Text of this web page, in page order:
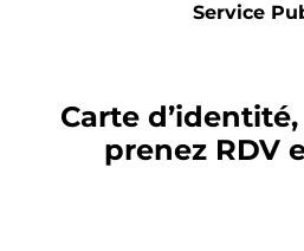
Service
Carte
prenez RDV